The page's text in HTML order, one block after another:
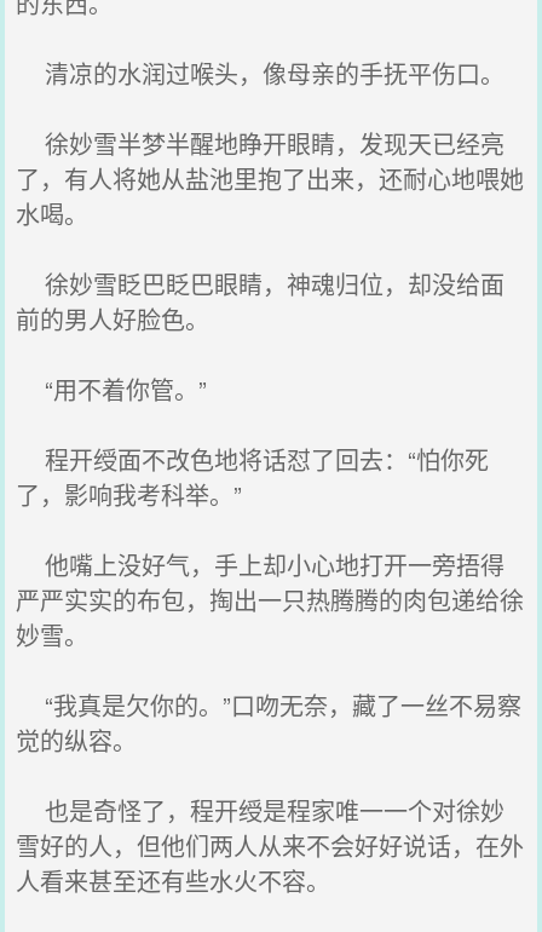
清凉的水润过喉头，像母亲的手抚平伤口。
徐妙雪半梦半醒地睁开眼睛，发现天已经亮
了，有人将她从盐池里抱了出来，还耐心地喂她
水喝。
徐妙雪眨巴眨巴眼睛，神魂归位，却没给面
前的男人好脸色。
“用不着你管。”
程开绶面不改色地将话怼了回去：“怕你死
了，影响我考科举。”
他嘴上没好气，手上却小心地打开一旁捂得
严严实实的布包，掏出一只热腾腾的肉包递给徐
妙雪。
“我真是欠你的。”口吻无奈，藏了一丝不易察
觉的纵容。
也是奇怪了，程开绶是程家唯一一个对徐妙
雪好的人，但他们两人从来不会好好说话，在外
人看来甚至还有些水火不容。